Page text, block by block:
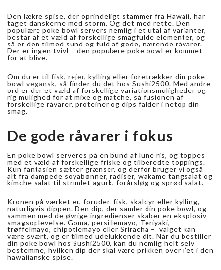
Den lækre spise, der oprindeligt stammer fra Hawaii, har
taget danskerne med storm. Og det med rette. Den
populære poke bowl servers nemlig i et utal af varianter,
består af et væld af forskellige smagfulde elementer, og
så er den tilmed sund og fuld af gode, nærende råvarer.
Der er ingen tvivl – den populære poke bowl er kommet
for at blive.
Om du er til fisk, rejer, kylling eller foretrækker din poke
bowl vegansk, så finder du det hos Sushi2500. Med andre
ord er der et væld af forskellige variationsmuligheder og
rig mulighed for at mixe og matche, så fusionen af
forskellige råvarer, proteiner og dips falder i netop din
smag.
De gode råvarer i fokus
En poke bowl serveres på en bund af lune ris, og toppes
med et væld af forskellige friske og tilberedte toppings.
Kun fantasien sætter grænser, og derfor bruger vi også
alt fra dampede soyabønner, radiser, wakame tangsalat og
kimche salat til strimlet agurk, forårsløg og sprød salat.
Kronen på værket er, foruden fisk, skaldyr eller kylling,
naturligvis dippen. Den dip, der samler din poke bowl, og
sammen med de øvrige ingredienser skaber en eksplosiv
smagsoplevelse. Goma, persillemayo, Teriyaki,
trøffelmayo, chipotlemayo eller Sriracha – valget kan
være svært, og er tilmed udelukkende dit. Når du bestiller
din poke bowl hos Sushi2500, kan du nemlig helt selv
bestemme, hvilken dip der skal være prikken over i’et i den
hawaiianske spise.